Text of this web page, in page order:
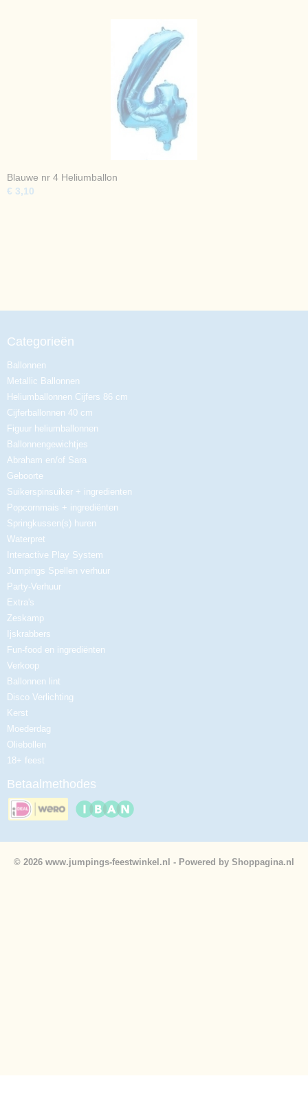
Blauwe nr 4 Heliumballon
€ 3,10
Categorieën
Ballonnen
Metallic Ballonnen
Heliumballonnen Cijfers 86 cm
Cijferballonnen 40 cm
Figuur heliumballonnen
Ballonnengewichtjes
Abraham en/of Sara
Geboorte
Suikerspinsuiker + ingredienten
Popcornmais + ingrediënten
Springkussen(s) huren
Waterpret
Interactive Play System
Jumpings Spellen verhuur
Party-Verhuur
Extra's
Zeskamp
Ijskrabbers
Fun-food en ingrediënten
Verkoop
Ballonnen lint
Disco Verlichting
Kerst
Moederdag
Oliebollen
18+ feest
Betaalmethodes
© 2026 www.jumpings-feestwinkel.nl - Powered by Shoppagina.nl